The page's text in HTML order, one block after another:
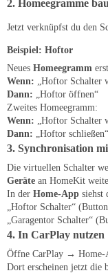
2. Homeegramme
Jetzt verknüpfst du den
Beispiel: Hoftor
Neues Homeegramm
Wenn: „Hoftor Schalter
Dann: „Hoftor öffnen“
Zweites Homeegramm:
Wenn: „Hoftor Schalter
Dann: „Hoftor schließen“
3. Synchronisation
Die virtuellen Schalter
Geräte an HomeKit
In der Home-App siehst
„Hoftor Schalter“
„Garagentor Schalter“
4. In CarPlay nutzen
Öffne CarPlay → Home-
Dort erscheinen jetzt die